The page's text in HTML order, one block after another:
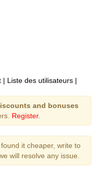
Liste des utilisateurs |
and bonuses
Register.
it cheaper, write to
will resolve any issue.